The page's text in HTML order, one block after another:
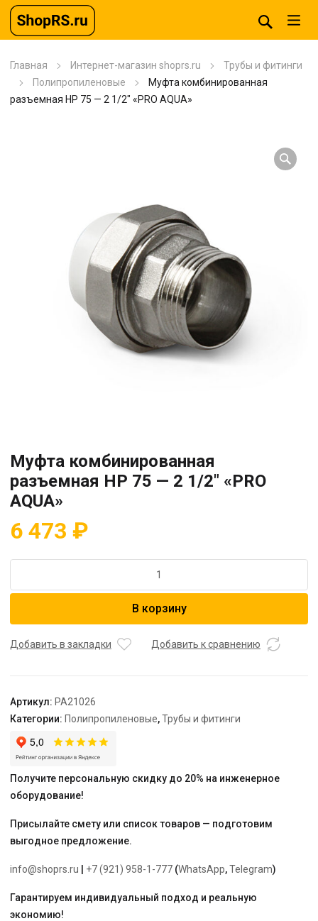
Главная Интернет-магазин shoprs.ru
Трубы и фитинги
Полипропиленовые
Муфта комбинированная
разъемная HP 75 — 2 1/2″ «PRO AQUA»
Муфта комбинированная
разъемная HP 75 — 2 1/2″ «PRO
AQUA»
6 473 ₽
Муфта
HP
1/2"
"PRO
AQUA"
В корзину
Добавить в закладки Добавить к сравнению
Артикул: PA21026
Категории: Полипропиленовые,Трубы и фитинги
Получите персональную скидку до 20% на инженерное
оборудование!
Присылайте смету или список товаров — подготовим
выгодное предложение.
info@shoprs.ru +7 (921) 958-1-777 (WhatsApp,Telegram)
Гарантируем индивидуальный подход и реальную
экономию!